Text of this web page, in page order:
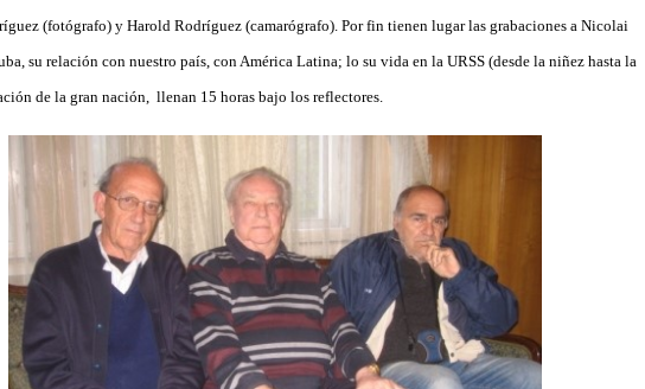
(fotógrafo) y Harold Rodríguez (camarógrafo). Por fin tienen lugar las grabaciones a Nicolai
su relación con nuestro país, con América Latina; lo su vida en la URSS (desde la niñez hasta la
de la gran nación, llenan 15 horas bajo los reflectores.